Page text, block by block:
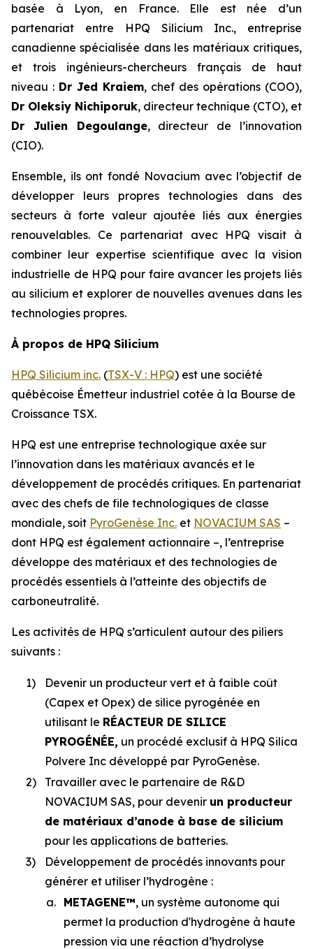
basée à Lyon, en France. Elle est née d’un
partenariat entre HPQ Silicium Inc., entreprise
canadienne spécialisée dans les matériaux critiques,
et trois ingénieurs-chercheurs français de haut
niveau : Dr Jed Kraiem, chef des opérations (COO),
Dr Oleksiy Nichiporuk, directeur technique (CTO), et
Dr Julien Degoulange, directeur de l’innovation
(CIO).
Ensemble, ils ont fondé Novacium avec l’objectif de
développer leurs propres technologies dans des
secteurs à forte valeur ajoutée liés aux énergies
renouvelables. Ce partenariat avec HPQ visait à
combiner leur expertise scientifique avec la vision
industrielle de HPQ pour faire avancer les projets liés
au silicium et explorer de nouvelles avenues dans les
technologies propres.
À propos de HPQ Silicium
HPQ Silicium inc. (TSX-V : HPQ) est une société
québécoise Émetteur industriel cotée à la Bourse de
Croissance TSX.
HPQ est une entreprise technologique axée sur
l’innovation dans les matériaux avancés et le
développement de procédés critiques. En partenariat
avec des chefs de file technologiques de classe
mondiale, soit PyroGenèse Inc. et NOVACIUM SAS –
dont HPQ est également actionnaire –, l’entreprise
développe des matériaux et des technologies de
procédés essentiels à l’atteinte des objectifs de
carboneutralité.
Les activités de HPQ s’articulent autour des piliers
suivants :
1)
Devenir un producteur vert et à faible coût
(Capex et Opex) de silice pyrogénée en
utilisant le RÉACTEUR DE SILICE
PYROGÉNÉE, un procédé exclusif à HPQ Silica
Polvere Inc développé par PyroGenèse.
2)
Travailler avec le partenaire de R&D
NOVACIUM SAS, pour devenir un producteur
de matériaux d’anode à base de silicium
pour les applications de batteries.
3)
Développement de procédés innovants pour
générer et utiliser l’hydrogène :
a. METAGENE™, un système autonome qui
permet la production d'hydrogène à haute
pression via une réaction d’hydrolyse